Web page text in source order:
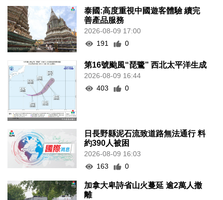
泰國:高度重視中國遊客體驗 續完
善產品服務
2026-08-09 17:00
191
0
第16號颱風“琵鷺” 西北太平洋生成
2026-08-09 16:44
403
0
日長野縣泥石流致道路無法通行 料
約390人被困
2026-08-09 16:03
163
0
加拿大卑詩省山火蔓延 逾2萬人撤
離